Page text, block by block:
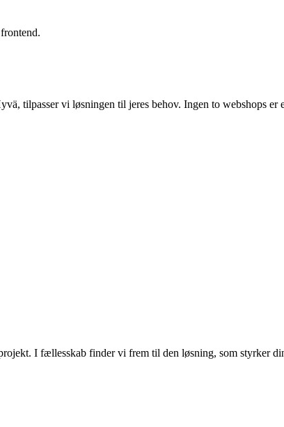
tilpasser vi løsningen til jeres behov. Ingen to webshops er
I fællesskab finder vi frem til den løsning, som styrker